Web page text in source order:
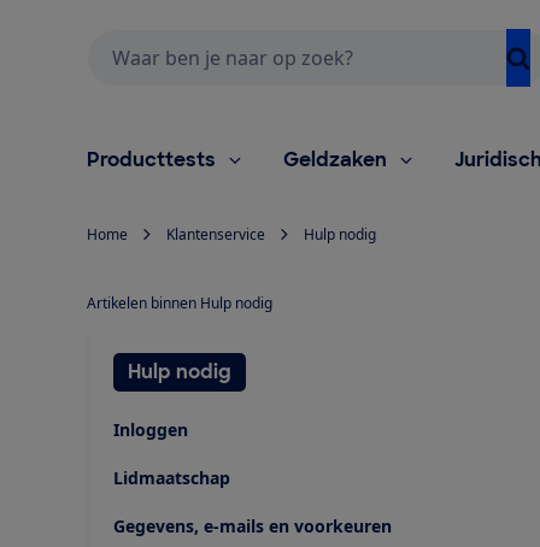
Producttests Geldzaken
Home Klantenservice Hulp nodig
Artikelen binnen Hulp nodig
Hulp nodig
Inloggen
Lidmaatschap
Gegevens, e-mails en voorkeuren